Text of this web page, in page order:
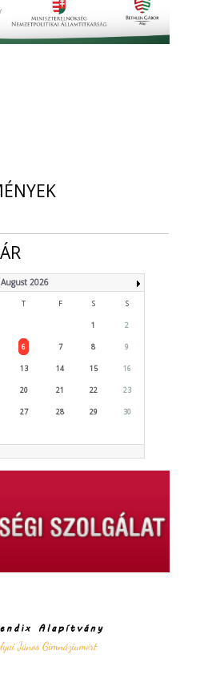
August 2026
T F S S
1 2
6 7 8 9
13 14 15 16
20 21 22 23
27 28 29 30